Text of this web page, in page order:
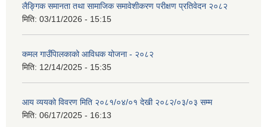
लैङ्गिक समानता तथा सामाजिक समावेशीकरण परीक्षण प्रतिवेदन २०८२
मिति: 03/11/2026 - 15:15
कमल गाउँपािलकाको आविधक योजना - २०८२
मिति: 12/14/2025 - 15:35
आय व्ययको विवरण मिति २०८१/०४/०१ देखी २०८२/०३/०३ सम्म
मिति: 06/17/2025 - 16:13